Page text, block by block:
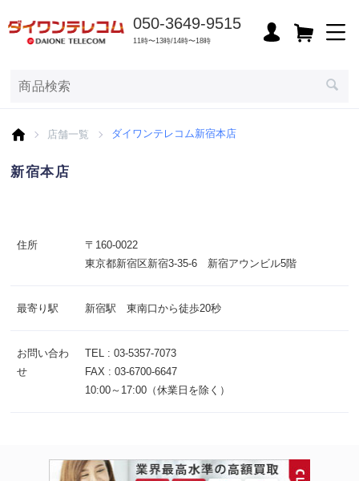
050-3649-9515
11時〜13時/14時〜18時
店舗一覧 ダイワンテレコム新宿本店
新宿本店
住所
〒160-0022
東京都新宿区新宿3-35-6 新宿アウンビル5階
最寄り駅 新宿駅 東南口から徒歩20秒
お問い合わ
せ
TEL : 03-5357-7073
FAX : 03-6700-6647
10:00～17:00（休業日を除く）